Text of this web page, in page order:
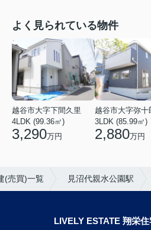
よく見られている物件
越谷市大字下間久里
4LDK (99.36㎡)
3,290万円
越谷市大字弥十
3LDK (85.99㎡)
2,880万円
(売買)一覧 見沼代親水公園駅
LIVELY ESTATE 翔栄